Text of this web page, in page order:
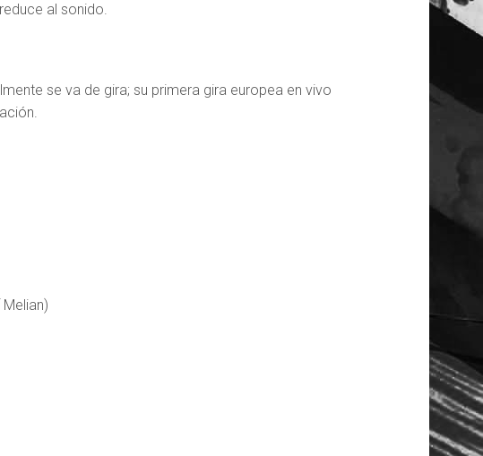
al sonido.
se va de gira; su primera gira europea en vivo